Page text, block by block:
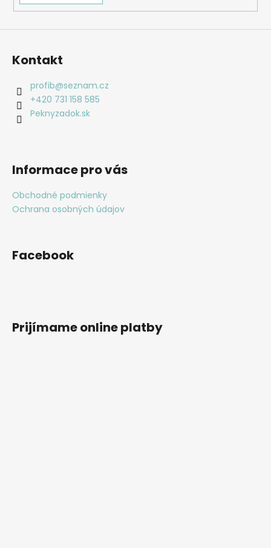
Kontakt
profib@seznam.cz
+420 731 158 585
Peknyzadok.sk
Informace pro vás
Obchodné podmienky
Ochrana osobných údajov
Facebook
Prijímame online platby